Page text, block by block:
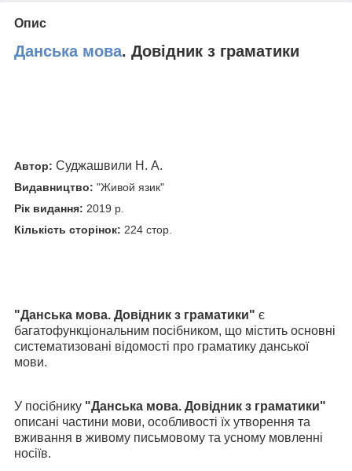
Опис
Данська мова. Довідник з граматики
Автор: Суджашвили Н. А.
Видавництво: "Живой язик"
Рік видання: 2019 р.
Кількість сторінок: 224 стор.
"Данська мова. Довідник з граматики" є
багатофункціональним посібником, що містить основні
систематизовані відомості про граматику данської
мови.
У посібнику "Данська мова. Довідник з граматики"
описані частини мови, особливості їх утворення та
вживання в живому письмовому та усному мовленні
носіїв.